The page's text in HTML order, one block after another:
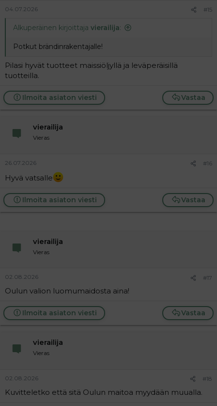
04.07.2026 #15
Alkuperäinen kirjoittaja vierailija:
Potkut brändinrakentajalle!
Pilasi hyvät tuotteet maissiöljyllä ja leväperäisillä
tuotteilla.
Vastaa
Ilmoita asiaton viesti
vierailija
Vieras
26.07.2026 #16
Hyvä vatsalle
Vastaa
Ilmoita asiaton viesti
vierailija
Vieras
02.08.2026 #17
Oulun valion luomumaidosta aina!
Vastaa
Ilmoita asiaton viesti
vierailija
Vieras
02.08.2026 #18
Kuvitteletko että sitä Oulun maitoa myydään muualla.